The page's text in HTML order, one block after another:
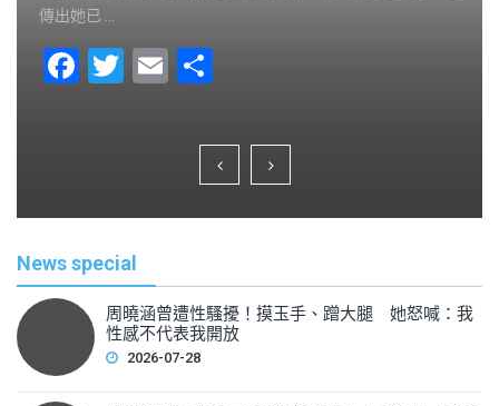
傳出她已 …
F
b
o
k
T
E
ar
e
News special
周曉涵曾遭性騷擾！摸玉手、蹭大腿 她怒喊：我
性感不代表我開放
2026-07-28